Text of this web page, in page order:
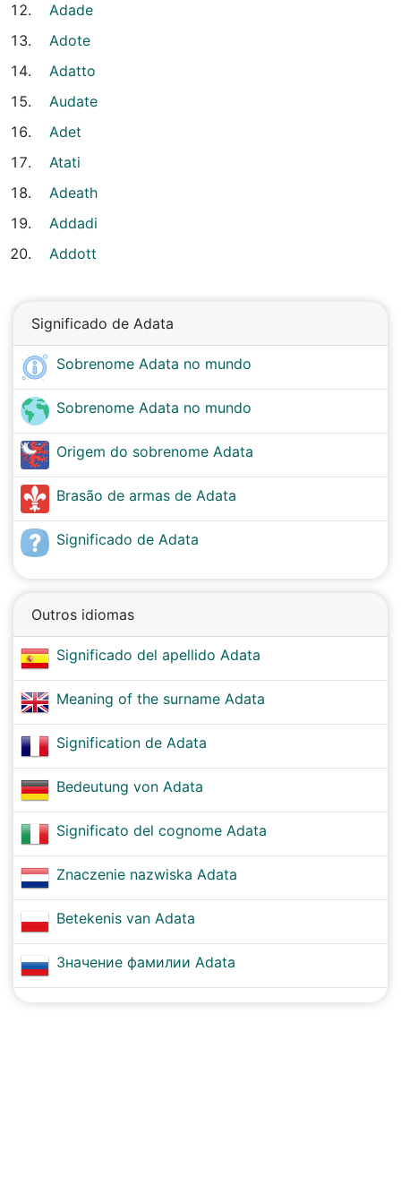
Adade
Adote
Adatto
Audate
Adet
Atati
Adeath
Addadi
Addott
Significado de Adata
Sobrenome Adata no mundo
Sobrenome Adata no mundo
Origem do sobrenome Adata
Brasão de armas de Adata
Significado de Adata
Outros idiomas
Significado del apellido Adata
Meaning of the surname Adata
Signification de Adata
Bedeutung von Adata
Significato del cognome Adata
Znaczenie nazwiska Adata
Betekenis van Adata
Значение фамилии Adata